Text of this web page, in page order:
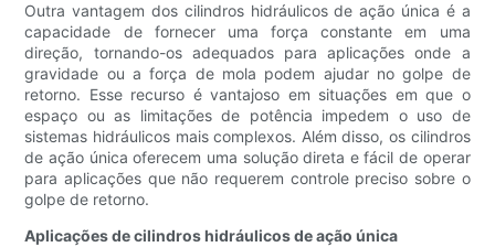
Outra vantagem dos cilindros hidráulicos de ação única é a
capacidade de fornecer uma força constante em uma
direção, tornando-os adequados para aplicações onde a
gravidade ou a força de mola podem ajudar no golpe de
retorno. Esse recurso é vantajoso em situações em que o
espaço ou as limitações de potência impedem o uso de
sistemas hidráulicos mais complexos. Além disso, os cilindros
de ação única oferecem uma solução direta e fácil de operar
para aplicações que não requerem controle preciso sobre o
golpe de retorno.
Aplicações de cilindros hidráulicos de ação única